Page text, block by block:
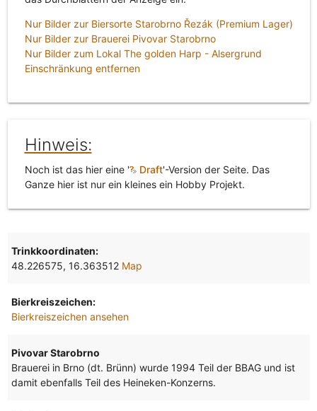
Nur Bilder zur Biersorte Starobrno Řezák (Premium Lager)
Nur Bilder zur Brauerei Pivovar Starobrno
Nur Bilder zum Lokal The golden Harp - Alsergrund
Einschränkung entfernen
Hinweis:
Noch ist das hier eine ' Draft'-Version der Seite. Das
Ganze hier ist nur ein kleines ein Hobby Projekt.
Trinkkoordinaten:
48.226575, 16.363512 Map
Bierkreiszeichen:
Bierkreiszeichen ansehen
Pivovar Starobrno
Brauerei in Brno (dt. Brünn) wurde 1994 Teil der BBAG und ist
damit ebenfalls Teil des Heineken-Konzerns.